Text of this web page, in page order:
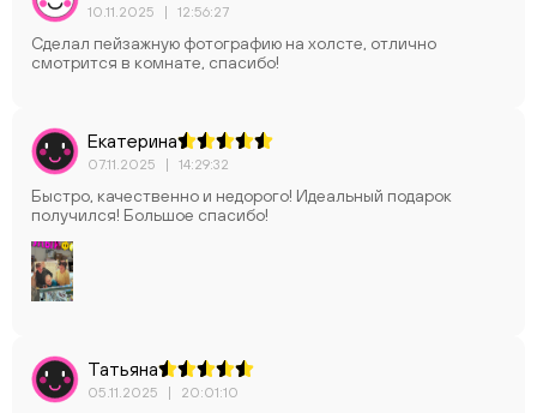
10.11.2025 | 12:56:27
Сделал пейзажную фотографию на холсте, отлично
смотрится в комнате, спасибо!
Екатерина
07.11.2025 | 14:29:32
Быстро, качественно и недорого! Идеальный подарок
получился! Большое спасибо!
Татьяна
05.11.2025 | 20:01:10